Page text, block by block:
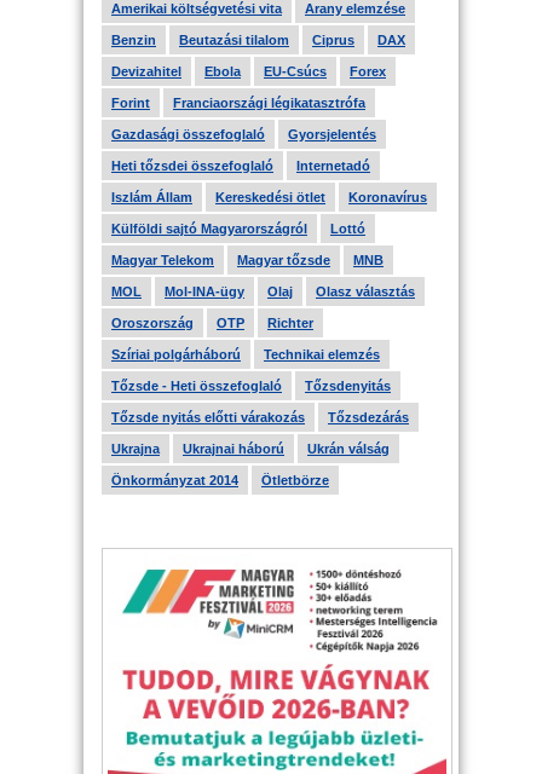
Amerikai költségvetési vita Arany elemzése
Benzin Beutazási tilalom Ciprus DAX
Devizahitel Ebola EU-Csúcs Forex
Forint Franciaországi légikatasztrófa
Gazdasági összefoglaló Gyorsjelentés
Heti tőzsdei összefoglaló Internetadó
Iszlám Állam Kereskedési ötlet Koronavírus
Külföldi sajtó Magyarországról Lottó
Magyar Telekom Magyar tőzsde MNB
MOL Mol-INA-ügy Olaj Olasz választás
Oroszország OTP Richter
Szíriai polgárháború Technikai elemzés
Tőzsde - Heti összefoglaló Tőzsdenyitás
Tőzsde nyitás előtti várakozás Tőzsdezárás
Ukrajna Ukrajnai háború Ukrán válság
Önkormányzat 2014 Ötletbörze